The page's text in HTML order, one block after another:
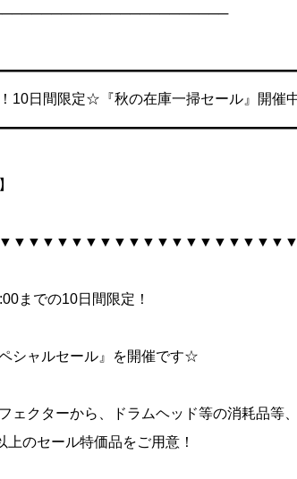
10日間限定☆『秋の在庫一掃セール』開催中
までの10日間限定！
シャルセール』を開催です☆
ェクターから、ドラムヘッド等の消耗品等、
上のセール特価品をご用意！